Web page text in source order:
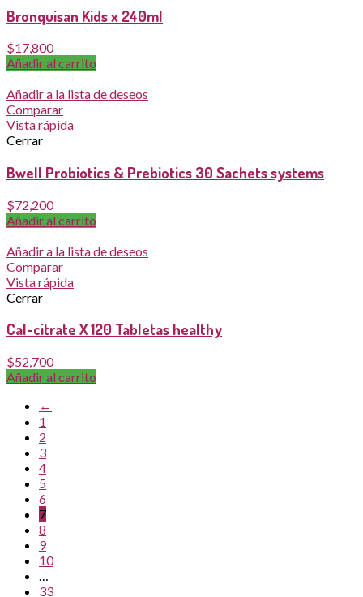
Bronquisan Kids x 240ml
$17,800
Añadir al carrito
Añadir a la lista de deseos
Comparar
Vista rápida
Cerrar
Bwell Probiotics & Prebiotics 30 Sachets systems
$72,200
Añadir al carrito
Añadir a la lista de deseos
Comparar
Vista rápida
Cerrar
Cal-citrate X 120 Tabletas healthy
$52,700
Añadir al carrito
←
1
2
3
4
5
6
7
8
9
10
…
33